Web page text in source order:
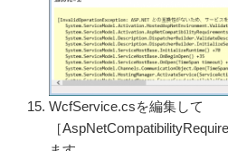
WcfService.csを編集して
［